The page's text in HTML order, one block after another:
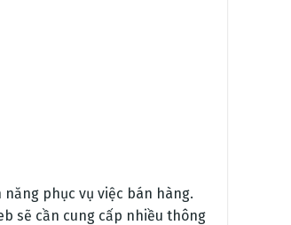
phục vụ việc bán hàng.
sẽ cần cung cấp nhiều thông